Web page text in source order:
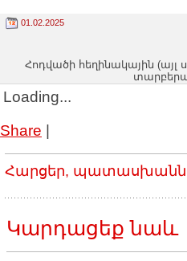
01.02.2025
Հոդվածի հեղինակային (այլ
Loading...
Share |
Հարցեր,
Կարդացեք նաև